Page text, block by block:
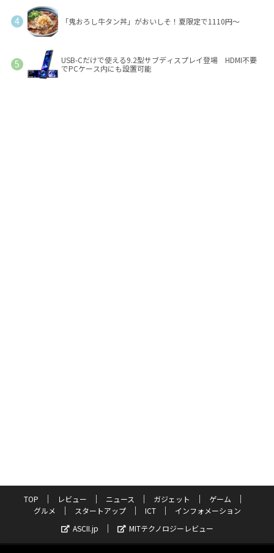
「鬼おろし牛タン丼」がおいしそ！夏限定で1110円～
USB-Cだけで使える9.2型サブディスプレイ登場 HDMI不要
でPCケース内にも設置可能
TOP レビュー ニュース ガジェット
ゲーム
グルメ
スタートアップ ICT
インフォメーション
ASCII.jp
MITテクノロジーレビュー